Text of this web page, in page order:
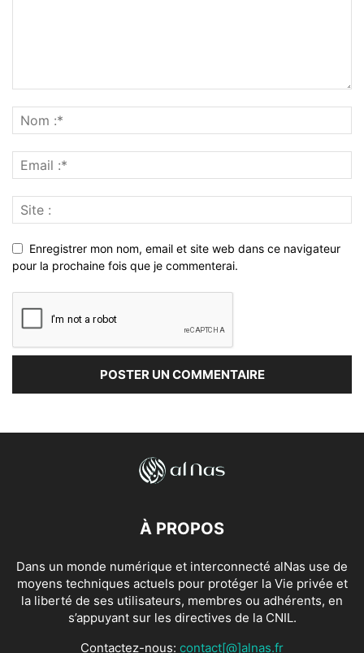
Enregistrer mon nom, email et site web dans ce navigateur
pour la prochaine fois que je commenterai.
À PROPOS
Dans un monde numérique et interconnecté alNas use de
moyens techniques actuels pour protéger la Vie privée et
la liberté de ses utilisateurs, membres ou adhérents, en
s’appuyant sur les directives de la CNIL.
Contactez-nous: contact[@]alnas.fr